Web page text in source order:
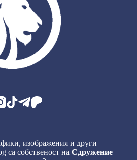
изображения и други
са собственост наСдружение